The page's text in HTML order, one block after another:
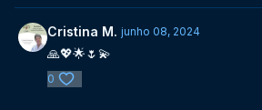
Cristina M. junho 08, 2024
🙏💖🌟🌷💫
0